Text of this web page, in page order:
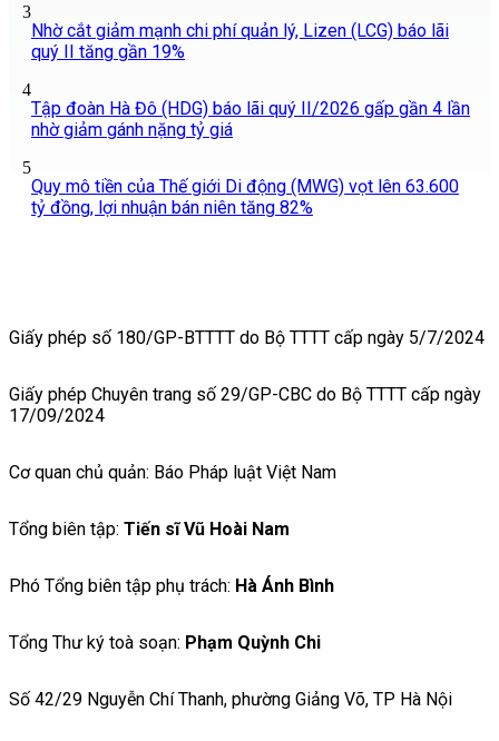
3
Nhờ cắt giảm mạnh chi phí quản lý, Lizen (LCG) báo lãi
quý II tăng gần 19%
4
Tập đoàn Hà Đô (HDG) báo lãi quý II/2026 gấp gần 4 lần
nhờ giảm gánh nặng tỷ giá
5
Quy mô tiền của Thế giới Di động (MWG) vọt lên 63.600
tỷ đồng, lợi nhuận bán niên tăng 82%
Giấy phép số 180/GP-BTTTT do Bộ TTTT cấp ngày 5/7/2024
Giấy phép Chuyên trang số 29/GP-CBC do Bộ TTTT cấp ngày
17/09/2024
Cơ quan chủ quản: Báo Pháp luật Việt Nam
Tổng biên tập: Tiến sĩ Vũ Hoài Nam
Phó Tổng biên tập phụ trách: Hà Ánh Bình
Tổng Thư ký toà soạn: Phạm Quỳnh Chi
Số 42/29 Nguyễn Chí Thanh, phường Giảng Võ, TP Hà Nội